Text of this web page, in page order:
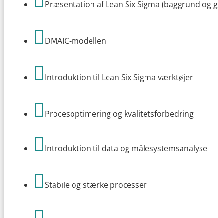
Præsentation af Lean Six Sigma (baggrund og
DMAIC-modellen
Introduktion til Lean Six Sigma værktøjer
Procesoptimering og kvalitetsforbedring
Introduktion til data og målesystemsanalyse
Stabile og stærke processer